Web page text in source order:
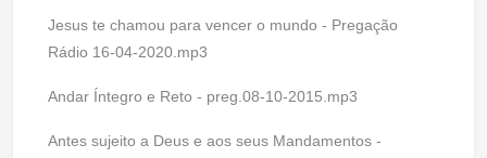
Jesus te chamou para vencer o mundo - Pregação
Rádio 16-04-2020.mp3
Andar Íntegro e Reto - preg.08-10-2015.mp3
Antes sujeito a Deus e aos seus Mandamentos -